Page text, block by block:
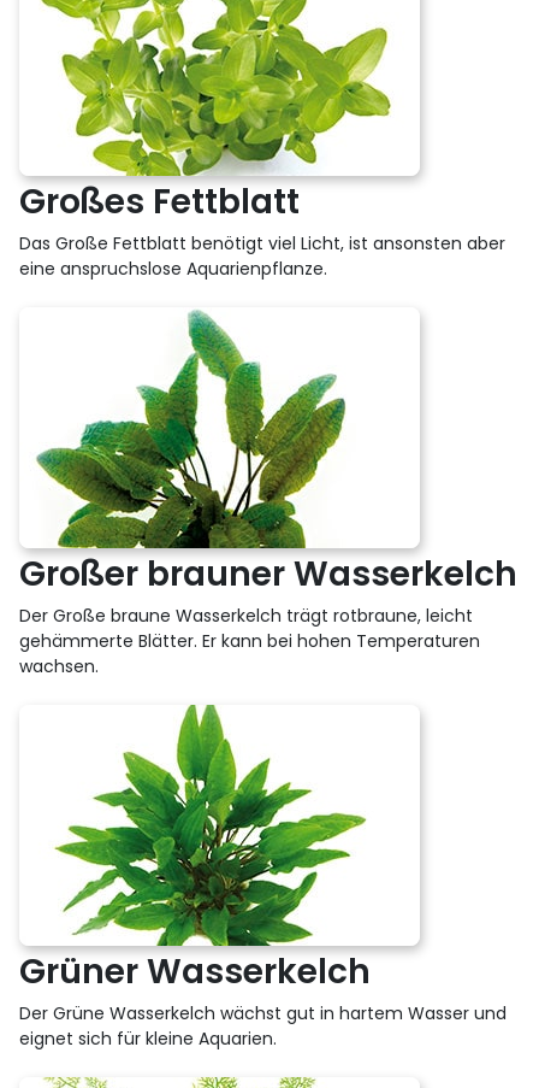
Großes Fettblatt
Das Große Fettblatt benötigt viel Licht, ist ansonsten aber
eine anspruchslose Aquarienpflanze.
Großer brauner Wasserkelch
Der Große braune Wasserkelch trägt rotbraune, leicht
gehämmerte Blätter. Er kann bei hohen Temperaturen
wachsen.
Grüner Wasserkelch
Der Grüne Wasserkelch wächst gut in hartem Wasser und
eignet sich für kleine Aquarien.